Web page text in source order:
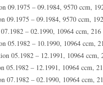
09.1975 – 09.1984, 9570 ccm,
09.1975 – 09.1984, 9570 ccm,
– 02.1990, 10964 ccm,
05.1982 – 10.1990, 10964 ccm,
05.1982 – 12.1991, 10964 ccm,
05.1982 – 12.1991, 10964 ccm,
07.1982 – 02.1990, 10964 ccm,